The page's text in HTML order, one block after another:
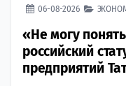
06-08-2026
«Не могу
российский
предприятий